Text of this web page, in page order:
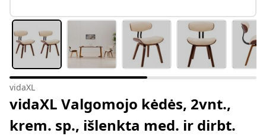
vidaXL
vidaXL Valgomojo kėdės, 2vnt.,
krem. sp., išlenkta med. ir dirbt.